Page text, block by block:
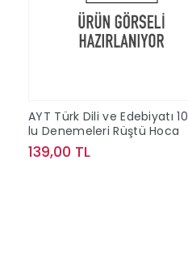
AYT Türk Dili ve Edebiyatı 10
lu Denemeleri Rüştü Hoca
139,00 TL